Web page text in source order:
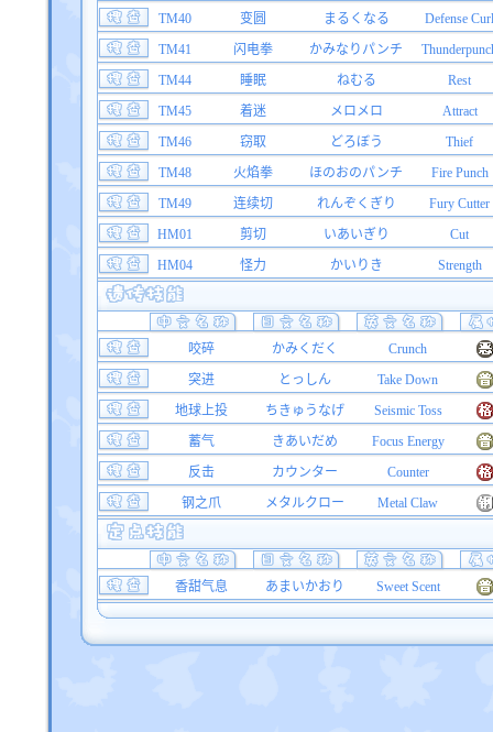
TM40
变圆 まるくなる
Defense Curl
TM41
闪电拳 かみなりパンチ
TM44
睡眠 ねむる
Rest
TM45
着迷 メロメロ
Attract
TM46
窃取 どろぼう
Thief
TM48
火焰拳 ほのおのパンチ
Fire Punch
TM49
连续切 れんぞくぎり
Fury Cutter
HM01
剪切 いあいぎり
Cut
HM04
怪力 かいりき Strength
咬碎 かみくだく
Crunch
突进
とっしん
Take Down
地球上投
ちきゅうなげ
Seismic Toss
蓄气
きあいだめ
Focus Energy
反击
カウンター
Counter
钢之爪
メタルクロー Metal Claw
香甜气息 あまいかおり Sweet Scent